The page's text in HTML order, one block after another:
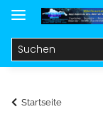
Startseite